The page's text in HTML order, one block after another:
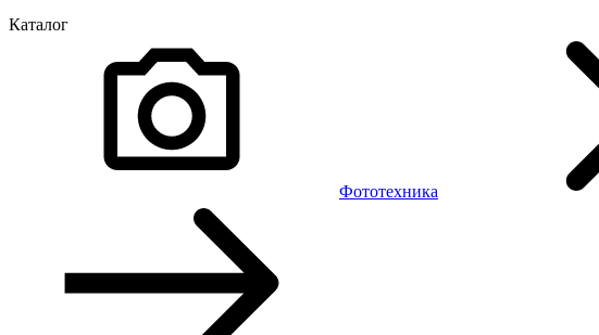
Каталог
Фототехника